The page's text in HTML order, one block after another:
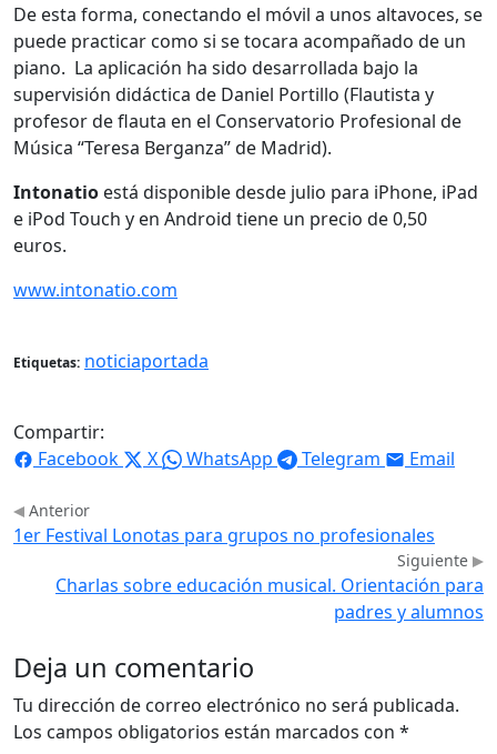
De esta forma, conectando el móvil a unos altavoces, se
puede practicar como si se tocara acompañado de un
piano. La aplicación ha sido desarrollada bajo la
supervisión didáctica de Daniel Portillo (Flautista y
profesor de flauta en el Conservatorio Profesional de
Música “Teresa Berganza” de Madrid).
Intonatio está disponible desde julio para iPhone, iPad
e iPod Touch y en Android tiene un precio de 0,50
euros.
www.intonatio.com
Etiquetas: noticiaportada
Compartir:
Facebook
X WhatsApp Telegram Email
Anterior
1er Festival Lonotas para grupos no profesionales
Siguiente
Charlas sobre educación musical. Orientación para
padres y alumnos
Deja un comentario
Tu dirección de correo electrónico no será publicada.
Los campos obligatorios están marcados con *